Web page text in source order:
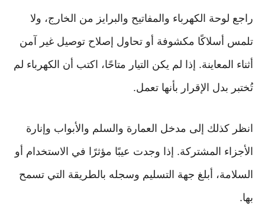
راجع لوحة الكهرباء والمفاتيح والبرايز من الخارج، ولا
تلمس أسلاكًا مكشوفة أو تحاول إصلاح توصيل غير آمن
أثناء المعاينة. إذا لم يكن التيار متاحًا، اكتب أن الكهرباء لم
تُختبر بدل الإقرار بأنها تعمل.
انظر كذلك إلى مدخل العمارة والسلم والأبواب وإنارة
الأجزاء المشتركة. إذا وجدت عيبًا مؤثرًا في الاستخدام أو
السلامة، أبلغ جهة التسليم وسجله بالطريقة التي تسمح
بها.